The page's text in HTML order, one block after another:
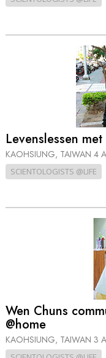
Levenslessen
KAOHSIUNG, TAIWAN 4
SCIENTOLOGISTS @LIFE
Wen Chuns
@home
KAOHSIUNG, TAIWAN 3